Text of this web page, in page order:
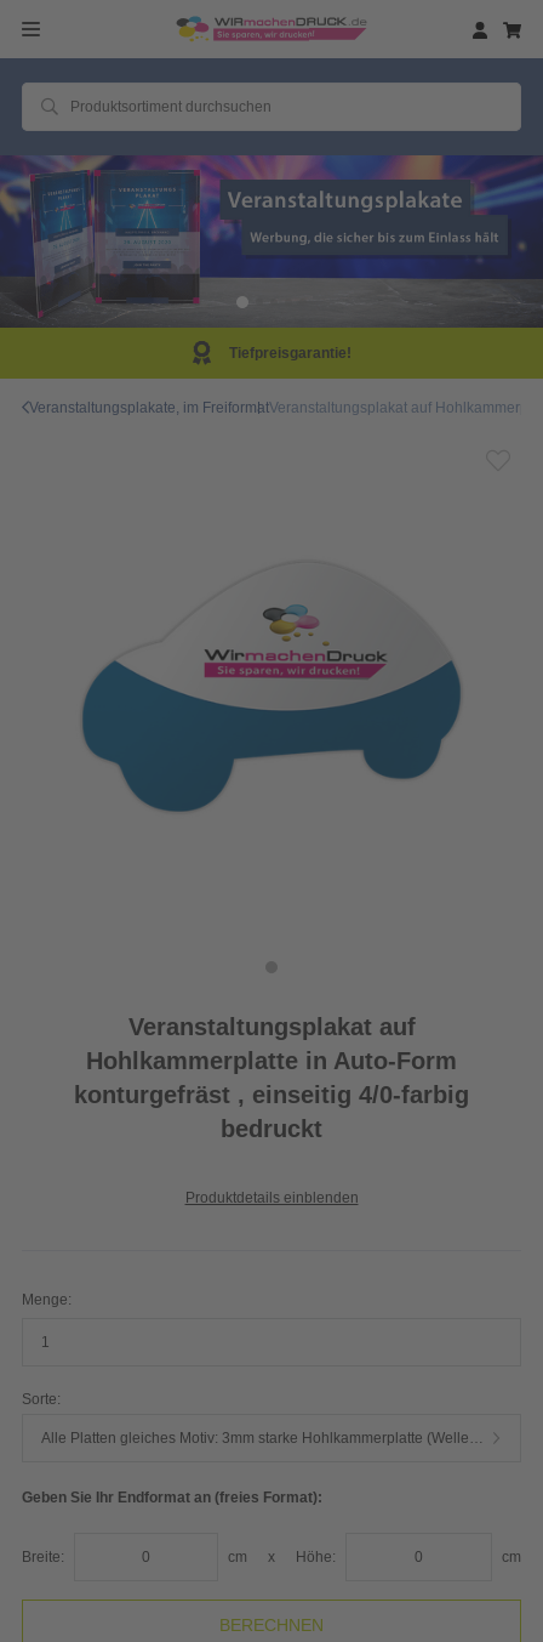
Veranstaltungsplakate, im FreiformatVeranstaltungsplakat auf
Veranstaltungsplakat auf
Hohlkammerplatte in Auto-Form
konturgefräst , einseitig 4/0-farbig
bedruckt
Produktdetails einblenden
Menge:
Sorte:
Geben Sie Ihr Endformat an (freies Format):
Breite: cm x Höhe: cm